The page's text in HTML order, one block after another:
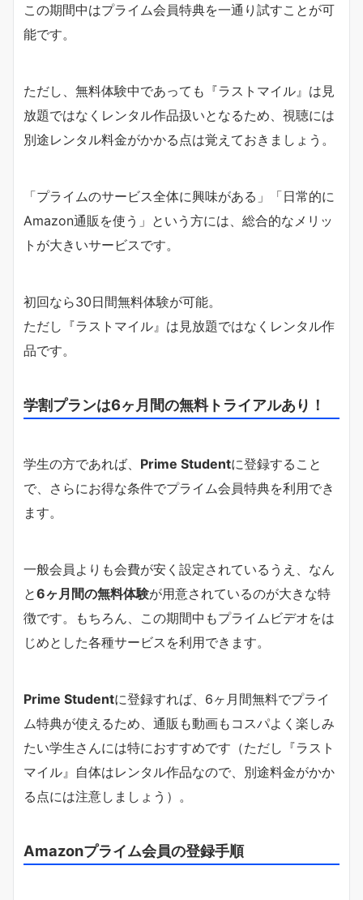
この期間中はプライム会員特典を一通り試すことが可
能です。
ただし、無料体験中であっても『ラストマイル』は見
放題ではなくレンタル作品扱いとなるため、視聴には
別途レンタル料金がかかる点は覚えておきましょう。
「プライムのサービス全体に興味がある」「日常的に
Amazon通販を使う」という方には、総合的なメリッ
トが大きいサービスです。
初回なら30日間無料体験が可能。
ただし『ラストマイル』は見放題ではなくレンタル作
品です。
学割プランは6ヶ月間の無料トライアルあり！
学生の方であれば、 Prime Studentに登録すること
で、さらにお得な条件でプライム会員特典を利用でき
ます。
一般会員よりも会費が安く設定されているうえ、なん
と6ヶ月間の無料体験が用意されているのが大きな特
徴です。もちろん、この期間中もプライムビデオをは
じめとした各種サービスを利用できます。
Prime Studentに登録すれば、6ヶ月間無料でプライ
ム特典が使えるため、通販も動画もコスパよく楽しみ
たい学生さんには特におすすめです（ただし『ラスト
マイル』自体はレンタル作品なので、別途料金がかか
る点には注意しましょう）。
Amazonプライム会員の登録手順